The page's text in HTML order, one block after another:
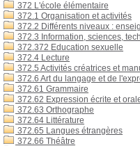
372 L'école élémentaire
372.1 Organisation et activités
372.2 Différents niveaux :
372.3 Information, sciences,
372.372 Education sexuelle
372.4 Lecture
372.5 Activités créatrices et
372.6 Art du langage et de
372.61 Grammaire
372.62 Expression écrite et
372.63 Orthographe
372.64 Littérature
372.65 Langues étrangères
372.66 Théâtre